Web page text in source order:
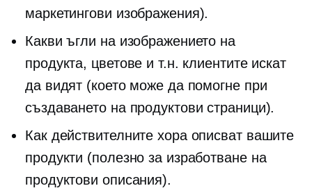
маркетингови изображения).
Какви ъгли на изображението на
продукта, цветове и т.н. клиентите искат
да видят (което може да помогне при
създаването на продуктови страници).
Как действителните хора описват вашите
продукти (полезно за изработване на
продуктови описания).